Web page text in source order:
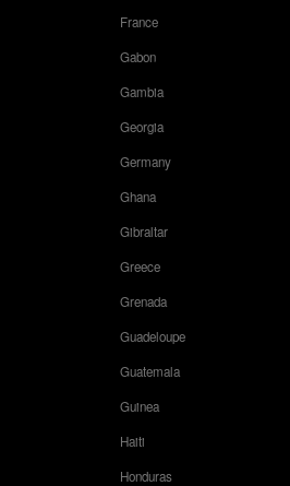
France
Gabon
Gambia
Georgia
Germany
Ghana
Gibraltar
Greece
Grenada
Guadeloupe
Guatemala
Guinea
Haiti
Honduras